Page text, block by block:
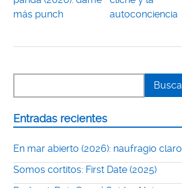
más punch
autoconciencia
Entradas recientes
En mar abierto (2026): naufragio claro
Somos cortitos: First Date (2025)